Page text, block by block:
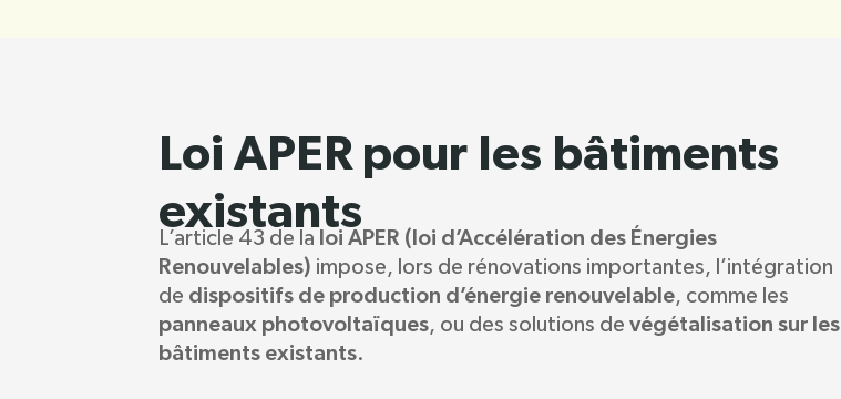
Loi APER pour les bâtiments
existants
L’article 43 de la loi APER (loi d’Accélération des Énergies
Renouvelables) impose, lors de rénovations importantes, l’intégration
de dispositifs de production d’énergie renouvelable, comme les
panneaux photovoltaïques, ou des solutions de végétalisation sur les
bâtiments existants.